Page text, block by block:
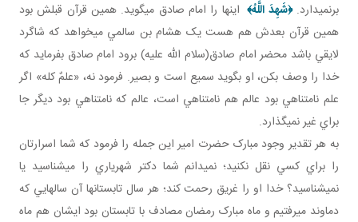
برنمي دارد.﴿شَهِدَ اللَّهُ﴾ اينها را امام صادق مي گويد. همين قرآن قبلش بود
همين قرآن بعدش هم هست يک هشام بن سالمي مي خواهد که شاگرد
لايقي باشد محضر امام صادق(سلام الله عليه) برود امام صادق بفرمايد که
خدا را وصف بکن، او بگويد سميع است و بصير. فرمود نه، «علمٌ کله» اگر
علم نامتناهي بود عالم هم نامتناهي است، عالم که نامتناهي بود ديگر جا
براي غير نمي گذارد.
به هر تقدير وجود مبارک حضرت امير اين جمله را فرمود که شما اسرارتان
را براي کسي نقل نکنيد؛ نمي دانم شما دکتر شهرياري را مي شناسيد يا
نمي شناسيد؟ خدا او را غريق رحمت کند؛ هر سال تابستان ها آن سال­هايي که
دماوند مي رفتيم و ماه مبارک رمضان مصادف با تابستان بود ايشان هم ماه